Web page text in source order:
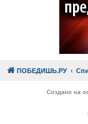
ПОБЕДИШЬ.РУ
Создано на